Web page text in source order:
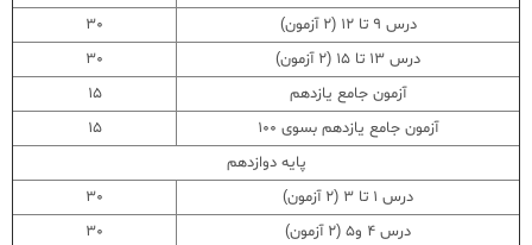
درس 9 تا 12 (2 آزمون)
30
درس 13 تا 15 (2 آزمون)
30
آزمون جامع یازدهم
15
آزمون جامع یازدهم بسوی 100
15
پایه دوازدهم
درس 1 تا 3 (2 آزمون)
30
درس 4 و5 (2 آزمون)
30